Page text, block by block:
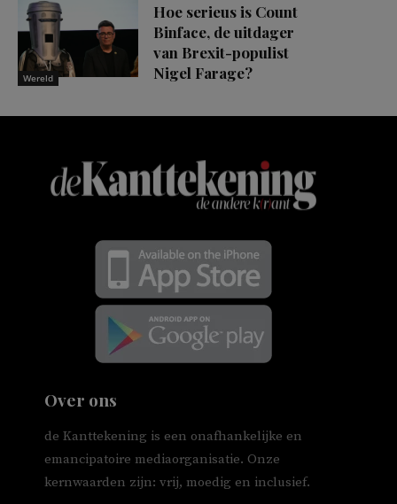
Wereld
Hoe serieus is Count
Binface, de uitdager
van Brexit-populist
Nigel Farage?
Over ons
de Kanttekening is een onafhankelijke en
emancipatoire mediaorganisatie. Onze
kernwaarden zijn: vrij, moedig en inclusief.